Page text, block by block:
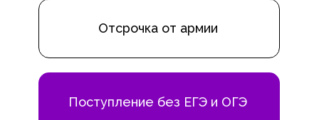
Отсрочка от армии
Поступление без ЕГЭ и ОГЭ